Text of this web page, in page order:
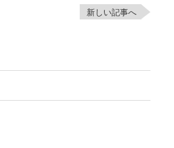
新しい記事へ